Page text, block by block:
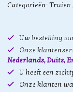
Categorieën: Truien ,
Uw bestelling
Onze
Nederlands, Duits,
U heeft een
Onze klanten